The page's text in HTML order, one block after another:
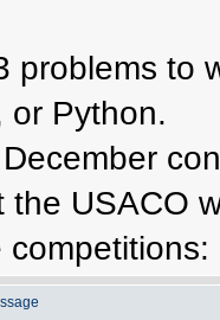
problems to
or Python.
the USACO